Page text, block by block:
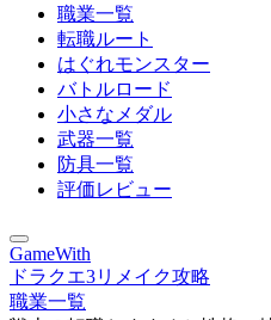
職業一覧
転職ルート
はぐれモンスター
バトルロード
小さなメダル
武器一覧
防具一覧
評価レビュー
GameWith
ドラクエ3リメイク攻略
職業一覧